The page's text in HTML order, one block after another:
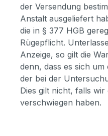
der Versendung
Anstalt ausgeliefert
die in § 377 HGB
Rügepflicht.
Anzeige, so gilt die
denn, dass es sich
der bei der
Dies gilt nicht, falls wir
verschwiegen haben.